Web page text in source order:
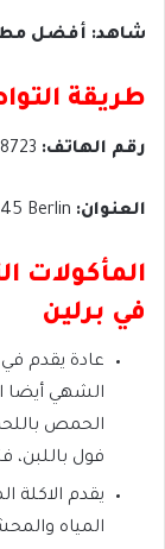
شاهد: أفضل
طريقة
رقم الهاتف:
العنوان:
المأكولات
في برلين
عادة يقدم
الشهي أيضا
الحمص
فول باللبن،
يقدم الاكلة
المياه